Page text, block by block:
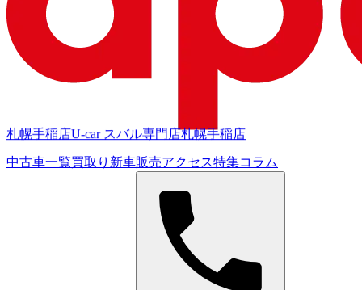
札幌手稲店U-car スバル専門店札幌手稲店
中古車一覧買取り 新車販売アクセス特集コラム